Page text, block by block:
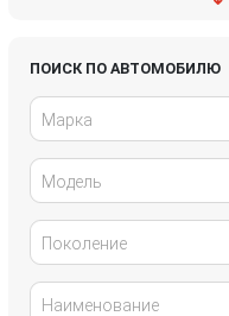
Honda
Kia
Land Rover
ПОИСК ПО АВТОМОБИЛЮ
Марка
Модель
Поколение
Наименование